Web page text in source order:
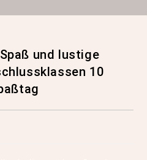
und lustige
10